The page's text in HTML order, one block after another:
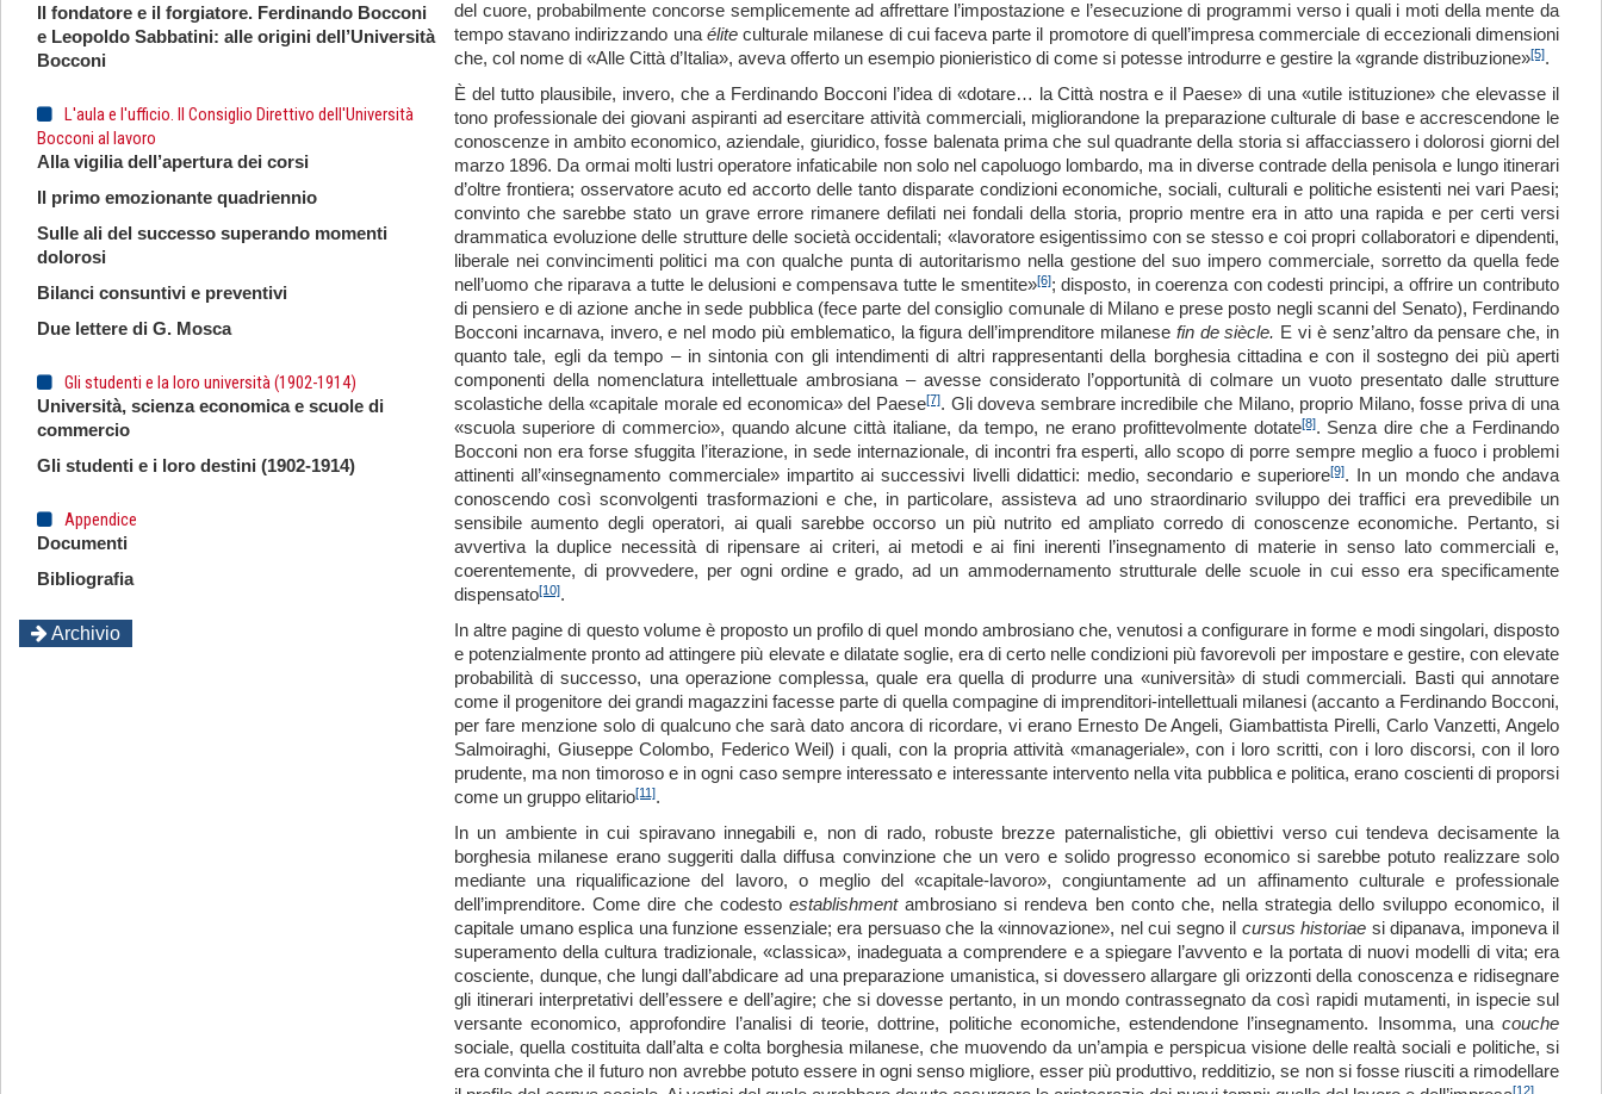
del cuore, probabilmente concorse semplicemente ad affrettare l’impostazione e l’esecuzione di programmi verso i quali i moti della mente da
tempo stavano indirizzando una éliteculturale milanese di cui faceva parte il promotore di quell’impresa commerciale di eccezionali dimensioni
che, col nome di «Alle Città d’Italia», aveva offerto un esempio pionieristico di come si potesse introdurre e gestire la «grande distribuzione»[5].
È del tutto plausibile, invero, che a Ferdinando Bocconi l’idea di «dotare… la Città nostra e il Paese» di una «utile istituzione» che elevasse il
tono professionale dei giovani aspiranti ad esercitare attività commerciali, migliorandone la preparazione culturale di base e accrescendone le
conoscenze in ambito economico, aziendale, giuridico, fosse balenata prima che sul quadrante della storia si affacciassero i dolorosi giorni del
marzo 1896. Da ormai molti lustri operatore infaticabile non solo nel capoluogo lombardo, ma in diverse contrade della penisola e lungo itinerari
d’oltre frontiera; osservatore acuto ed accorto delle tanto disparate condizioni economiche, sociali, culturali e politiche esistenti nei vari Paesi;
convinto che sarebbe stato un grave errore rimanere defilati nei fondali della storia, proprio mentre era in atto una rapida e per certi versi
drammatica evoluzione delle strutture delle società occidentali; «lavoratore esigentissimo con se stesso e coi propri collaboratori e dipendenti,
liberale nei convincimenti politici ma con qualche punta di autoritarismo nella gestione del suo impero commerciale, sorretto da quella fede
nell’uomo che riparava a tutte le delusioni e compensava tutte le smentite»[6]; disposto, in coerenza con codesti principi, a offrire un contributo
di pensiero e di azione anche in sede pubblica (fece parte del consiglio comunale di Milano e prese posto negli scanni del Senato), Ferdinando
Bocconi incarnava, invero, e nel modo più emblematico, la figura dell’imprenditore milanese fin de siècle. E vi è senz’altro da pensare che, in
quanto tale, egli da tempo – in sintonia con gli intendimenti di altri rappresentanti della borghesia cittadina e con il sostegno dei più aperti
componenti della nomenclatura intellettuale ambrosiana – avesse considerato l’opportunità di colmare un vuoto presentato dalle strutture
scolastiche della «capitale morale ed economica» del Paese[7]. Gli doveva sembrare incredibile che Milano, proprio Milano, fosse priva di una
«scuola superiore di commercio», quando alcune città italiane, da tempo, ne erano profittevolmente dotate[8]. Senza dire che a Ferdinando
Bocconi non era forse sfuggita l’iterazione, in sede internazionale, di incontri fra esperti, allo scopo di porre sempre meglio a fuoco i problemi
attinenti all’«insegnamento commerciale» impartito ai successivi livelli didattici: medio, secondario e superiore[9]. In un mondo che andava
conoscendo così sconvolgenti trasformazioni e che, in particolare, assisteva ad uno straordinario sviluppo dei traffici era prevedibile un
sensibile aumento degli operatori, ai quali sarebbe occorso un più nutrito ed ampliato corredo di conoscenze economiche. Pertanto, si
avvertiva la duplice necessità di ripensare ai criteri, ai metodi e ai fini inerenti l’insegnamento di materie in senso lato commerciali e,
coerentemente, di provvedere, per ogni ordine e grado, ad un ammodernamento strutturale delle scuole in cui esso era specificamente
dispensato[10].
In altre pagine di questo volume è proposto un profilo di quel mondo ambrosiano che, venutosi a configurare in forme e modi singolari, disposto
e potenzialmente pronto ad attingere più elevate e dilatate soglie, era di certo nelle condizioni più favorevoli per impostare e gestire, con elevate
probabilità di successo, una operazione complessa, quale era quella di produrre una «università» di studi commerciali. Basti qui annotare
come il progenitore dei grandi magazzini facesse parte di quella compagine di imprenditori-intellettuali milanesi (accanto a Ferdinando Bocconi,
per fare menzione solo di qualcuno che sarà dato ancora di ricordare, vi erano Ernesto De Angeli, Giambattista Pirelli, Carlo Vanzetti, Angelo
Salmoiraghi, Giuseppe Colombo, Federico Weil) i quali, con la propria attività «manageriale», con i loro scritti, con i loro discorsi, con il loro
prudente, ma non timoroso e in ogni caso sempre interessato e interessante intervento nella vita pubblica e politica, erano coscienti di proporsi
come un gruppo elitario[11].
In un ambiente in cui spiravano innegabili e, non di rado, robuste brezze paternalistiche, gli obiettivi verso cui tendeva decisamente la
borghesia milanese erano suggeriti dalla diffusa convinzione che un vero e solido progresso economico si sarebbe potuto realizzare solo
mediante una riqualificazione del lavoro, o meglio del «capitale-lavoro», congiuntamente ad un affinamento culturale e professionale
dell’imprenditore. Come dire che codesto establishmentambrosiano si rendeva ben conto che, nella strategia dello sviluppo economico, il
capitale umano esplica una funzione essenziale; era persuaso che la «innovazione», nel cui segno il cursus historiae si dipanava, imponeva il
superamento della cultura tradizionale, «classica», inadeguata a comprendere e a spiegare l’avvento e la portata di nuovi modelli di vita; era
cosciente, dunque, che lungi dall’abdicare ad una preparazione umanistica, si dovessero allargare gli orizzonti della conoscenza e ridisegnare
gli itinerari interpretativi dell’essere e dell’agire; che si dovesse pertanto, in un mondo contrassegnato da così rapidi mutamenti, in ispecie sul
versante economico, approfondire l’analisi di teorie, dottrine, politiche economiche, estendendone l’insegnamento. Insomma, una couche
sociale, quella costituita dall’alta e colta borghesia milanese, che muovendo da un’ampia e perspicua visione delle realtà sociali e politiche, si
era convinta che il futuro non avrebbe potuto essere in ogni senso migliore, esser più produttivo, redditizio, se non si fosse riusciti a rimodellare
[12]
Il fondatore e il forgiatore. Ferdinando Bocconi
e Leopoldo Sabbatini: alle origini dell’Università
Bocconi
L'aula e l'ufficio. Il Consiglio Direttivo dell'Università
Bocconi al lavoro
Alla vigilia dell’apertura dei corsi
Il primo emozionante quadriennio
Sulle ali del successo superando momenti
dolorosi
Bilanci consuntivi e preventivi
Due lettere di G. Mosca
Gli studenti e la loro università (1902-1914)
Università, scienza economica e scuole di
commercio
Gli studenti e i loro destini (1902-1914)
Appendice
Documenti
Bibliografia
Archivio